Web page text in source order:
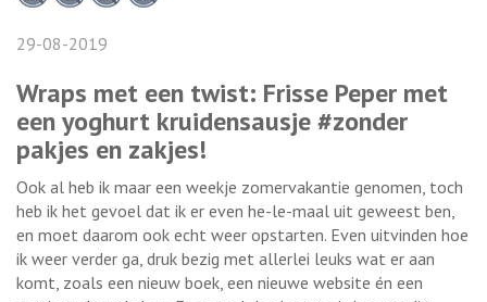
29-08-2019
Wraps met een twist: Frisse Peper met
een yoghurt kruidensausje #zonder
pakjes en zakjes!
Ook al heb ik maar een weekje zomervakantie genomen, toch
heb ik het gevoel dat ik er even he-le-maal uit geweest ben,
en moet daarom ook echt weer opstarten. Even uitvinden hoe
ik weer verder ga, druk bezig met allerlei leuks wat er aan
komt, zoals een nieuw boek, een nieuwe website én een